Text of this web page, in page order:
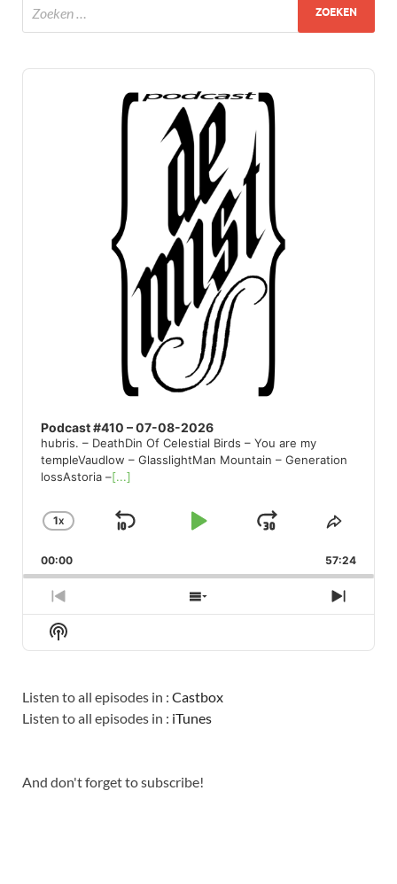
Audio
Podcast #410 – 07-08-2026
hubris. – DeathDin Of Celestial Birds – You are my
templeVaudlow – GlasslightMan Mountain – Generation
lossAstoria –[...]
CHANGE
RATE
1X
SKIP
PLAYJUMP
FORWARD
SHARE
00:00 57:24
PREVIOUS
EPISODE
SHOW
EPISODES
NEXT
Show
Podcast
Listen to all episodes in : Castbox
Listen to all episodes in : iTunes
And don't forget to subscribe!